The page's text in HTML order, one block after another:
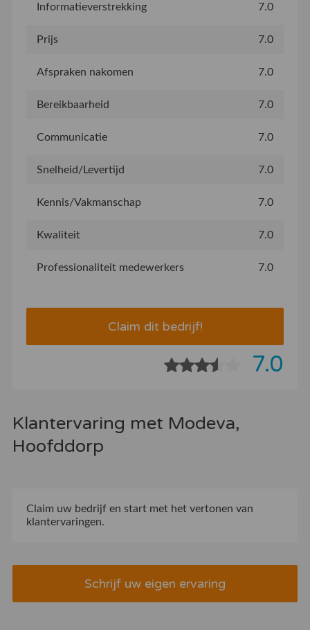
Informatieverstrekking 7.0
Prijs 7.0
Afspraken nakomen 7.0
Bereikbaarheid 7.0
Communicatie 7.0
Snelheid/Levertijd 7.0
Kennis/Vakmanschap 7.0
Kwaliteit 7.0
Professionaliteit medewerkers 7.0
Claim dit bedrijf!
7.0
Klantervaring met Modeva,
Hoofddorp
Claim uw bedrijfen start met het vertonen van
klantervaringen.
Schrijf uw eigen ervaring